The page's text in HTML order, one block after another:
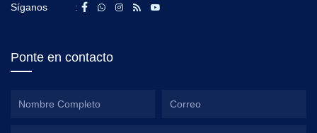
Síganos :
Ponte en contacto